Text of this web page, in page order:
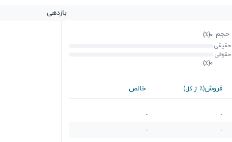
حجم 0(٪)
حقیقی
حقوقی
0(٪)
فروش(٪ از کل) خالص
-
-
-
-
بازدهی